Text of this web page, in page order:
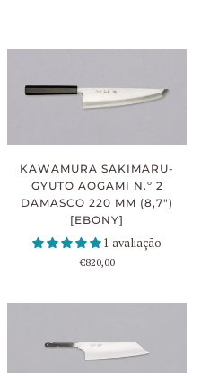
KAWAMURA SAKIMARU-
GYUTO AOGAMI N.º 2
DAMASCO 220 MM (8,7")
[EBONY]
1 avaliação
€820,00